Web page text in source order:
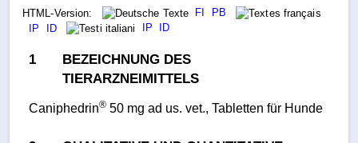
HTML-Version: FI
PB
IP
ID IP ID